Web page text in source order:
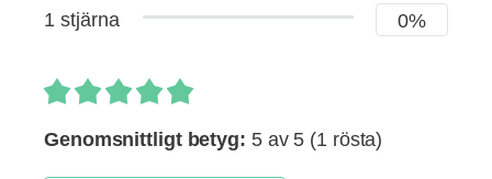
1 stjärna 0%
Genomsnittligt betyg: 5 av 5 (1 rösta)